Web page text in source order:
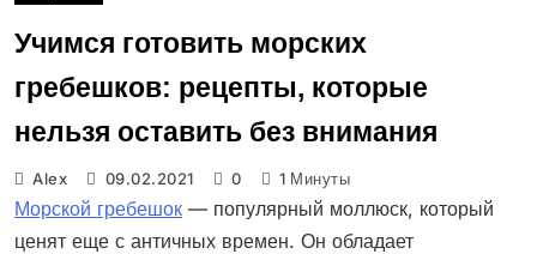
Учимся готовить морских
гребешков: рецепты, которые
нельзя оставить без внимания
Alex 09.02.2021 0 1 Минуты
Морской гребешок — популярный моллюск, который
ценят еще с античных времен. Он обладает